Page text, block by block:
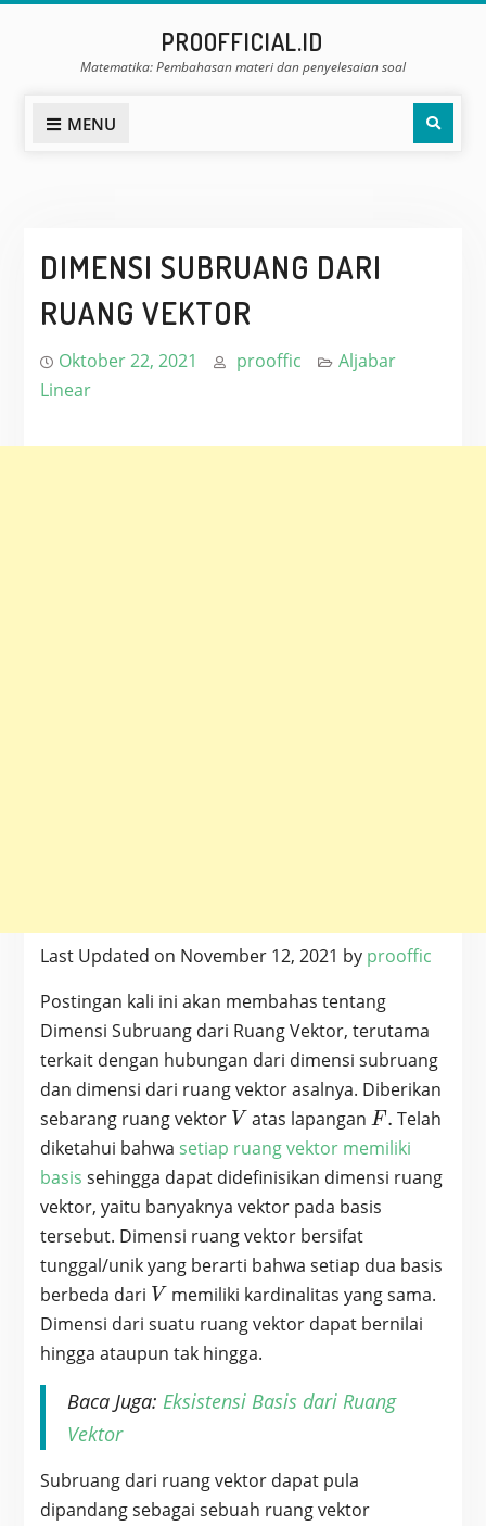
PROOFFICIAL.ID
Matematika: Pembahasan materi dan penyelesaian soal
MENU
DIMENSI SUBRUANG DARI
RUANG VEKTOR
Oktober 22, 2021 prooffic
Aljabar
Linear
Last Updated on November 12, 2021 by prooffic
Postingan kali ini akan membahas tentang
Dimensi Subruang dari Ruang Vektor, terutama
terkait dengan hubungan dari dimensi subruang
dan dimensi dari ruang vektor asalnya. Diberikan
sebarang ruang vektor V
V atas lapanganF.
F . Telah
diketahui bahwa setiap ruang vektor memiliki
basis sehingga dapat didefinisikan dimensi ruang
vektor, yaitu banyaknya vektor pada basis
tersebut. Dimensi ruang vektor bersifat
tunggal/unik yang berarti bahwa setiap dua basis
berbeda dari V
V memiliki kardinalitas yang sama.
Dimensi dari suatu ruang vektor dapat bernilai
hingga ataupun tak hingga.
Baca Juga: Eksistensi Basis dari Ruang
Vektor
Subruang dari ruang vektor dapat pula
dipandang sebagai sebuah ruang vektor